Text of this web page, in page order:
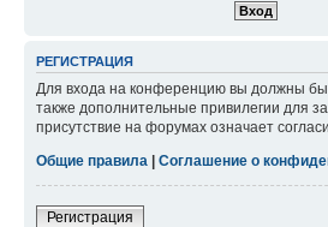
РЕГИСТРАЦИЯ
Для входа на конференцию вы должны
также дополнительные привилегии для
присутствие на форумах означает
Общие правила
Соглашение о
Регистрация